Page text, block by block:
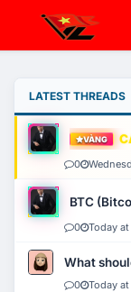
LATEST THREADS
VÀNG
0
BTC
0 Today
What
0 Today at